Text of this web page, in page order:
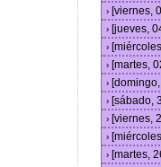
› [viernes,
› [jueves,
›
› [martes,
›
› [sábado,
› [viernes,
›
› [martes,